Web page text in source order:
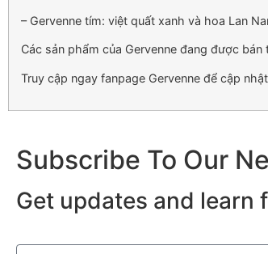
– Gervenne tím: việt quất xanh và hoa Lan
Các sản phẩm của Gervenne đang được
Truy cập ngay fanpage Gervenne để cập
Subscribe To Our
Get updates and learn